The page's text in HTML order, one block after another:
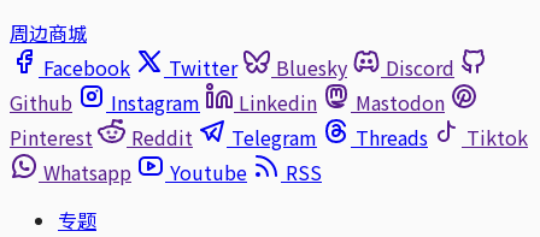
周边商城
Facebook
Twitter Bluesky
Discord
Github
Instagram Linkedin
Mastodon
Pinterest
Reddit Telegram Threads
Tiktok
Whatsapp
Youtube
RSS
专题